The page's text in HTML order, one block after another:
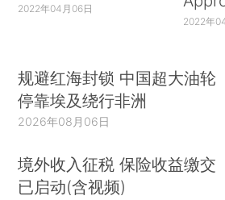
2022年04月06日
2022年
规避红海封锁 中国超大油轮
停靠埃及绕行非洲
2026年08月06日
境外收入征税 保险收益缴交
已启动(含视频)